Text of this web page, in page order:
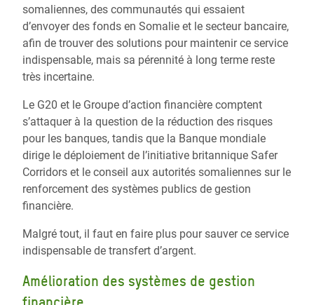
somaliennes, des communautés qui essaient
d’envoyer des fonds en Somalie et le secteur bancaire,
afin de trouver des solutions pour maintenir ce service
indispensable, mais sa pérennité à long terme reste
très incertaine.
Le G20 et le Groupe d’action financière comptent
s’attaquer à la question de la réduction des risques
pour les banques, tandis que la Banque mondiale
dirige le déploiement de l’initiative britannique Safer
Corridors et le conseil aux autorités somaliennes sur le
renforcement des systèmes publics de gestion
financière.
Malgré tout, il faut en faire plus pour sauver ce service
indispensable de transfert d’argent.
Amélioration des systèmes de gestion